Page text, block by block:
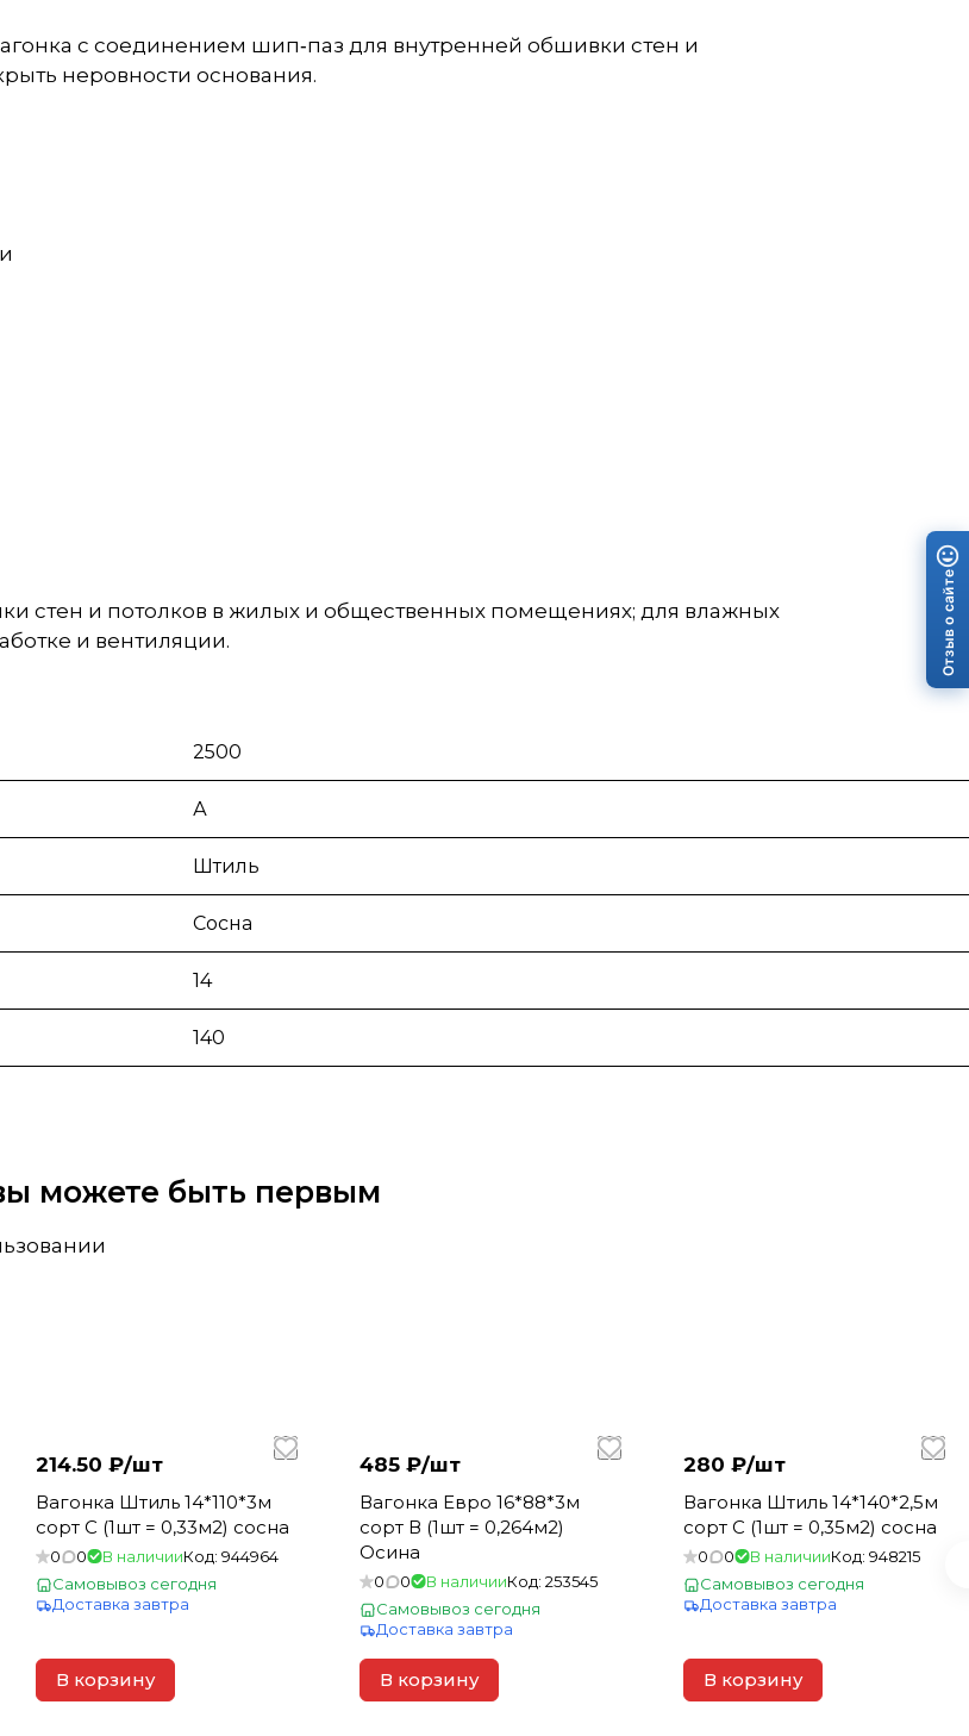
с соединением шип‑паз для внутренней обшивки стен и
неровности основания.
стен и потолков в жилых и общественных помещениях; для влажных
и вентиляции.
2500
А
Штиль
Сосна
14
140
можете быть первым
214.50 ₽/шт
Вагонка Штиль 14*110*3м
сорт С (1шт = 0,33м2) сосна
0 0 В наличииКод: 944964
Самовывоз сегодня
Доставка завтра
В корзину
485 ₽/шт
Вагонка Евро 16*88*3м
сорт В (1шт = 0,264м2)
Осина
0 0 В наличииКод: 253545
Самовывоз сегодня
Доставка завтра
В корзину
280 ₽/шт
Вагонка Штиль 14*140*2,5м
сорт С (1шт = 0,35м2) сосна
0 0 В наличииКод: 948215
Самовывоз сегодня
Доставка завтра
В корзину
Отзыв о сайте